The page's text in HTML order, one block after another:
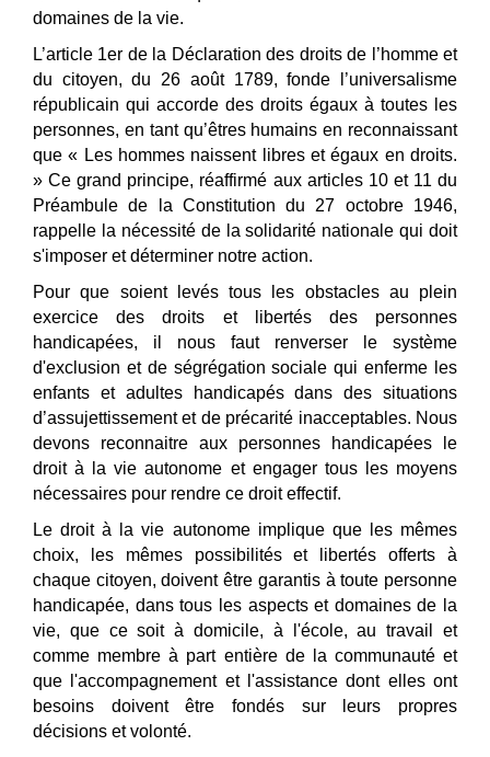
domaines de la vie.
L’article 1er de la Déclaration des droits de l’homme et
du citoyen, du 26 août 1789, fonde l’universalisme
républicain qui accorde des droits égaux à toutes les
personnes, en tant qu’êtres humains en reconnaissant
que « Les hommes naissent libres et égaux en droits.
»Ce grand principe, réaffirmé aux articles 10 et 11 du
Préambule de la Constitution du 27 octobre 1946,
rappelle la nécessité de la solidarité nationale qui doit
s'imposer et déterminer notre action.
Pour que soient levés tous les obstacles au plein
exercice des droits et libertés des personnes
handicapées, il nous faut renverser le système
d'exclusion et de ségrégation sociale qui enferme les
enfants et adultes handicapés dans des situations
d’assujettissement et de précarité inacceptables. Nous
devons reconnaitre aux personnes handicapées le
droit à la vie autonome et engager tous les moyens
nécessaires pour rendre ce droit effectif.
Le droit à la vie autonome implique que les mêmes
choix, les mêmes possibilités et libertés offerts à
chaque citoyen, doivent être garantis à toute personne
handicapée, dans tous les aspects et domaines de la
vie, que ce soit à domicile, à l'école, au travail et
comme membre à part entière de la communauté et
que l'accompagnement et l'assistance dont elles ont
besoins doivent être fondés sur leurs propres
décisions et volonté.